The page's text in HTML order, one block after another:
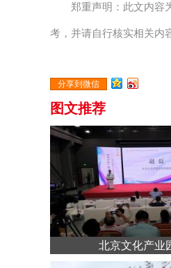
郑重声明：此文内容
考，并请自行核实相关内
分享到微信
图文推荐
北京文化产业